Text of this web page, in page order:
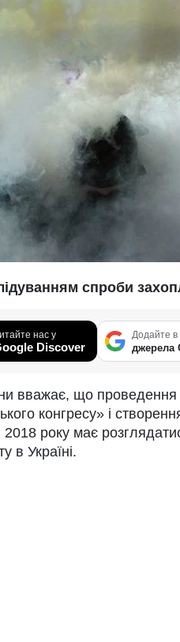
спроби
нас у
Discover
Додайте в
джерела
вважає, що
конгресу» і
2018 року має
в Україні.